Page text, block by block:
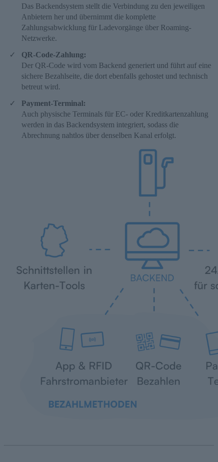
Das Backendsystem stellt die Verbindung zu den jeweiligen
Anbietern her und übernimmt die komplette
Zahlungsabwicklung für Ladevorgänge über Roaming-
Netzwerke.
QR-Code-Zahlung:
Der QR-Code wird vom Backend generiert und führt auf eine
sichere Bezahlseite, die dort ebenfalls gehostet und technisch
betreut wird.
Payment-Terminal:
Auch physische Terminals für EC- oder Kreditkartenzahlung
werden in das Backendsystem integriert, sodass die
Abrechnung nahtlos über denselben Kanal erfolgt.